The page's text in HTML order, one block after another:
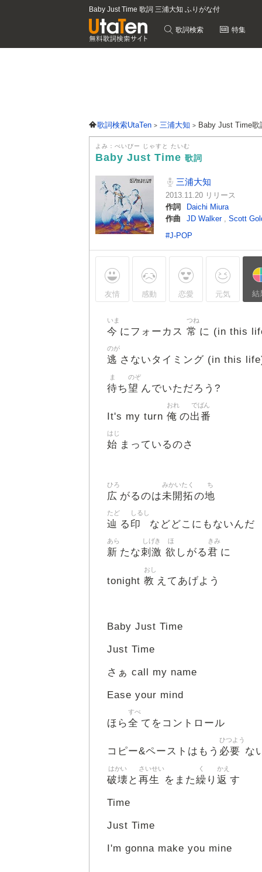
Baby Just Time 歌詞 三浦大知 ふりがな付
歌詞検索 特集
歌詞検索UtaTen 三浦大知 Baby Just Time歌
よみ：べいびー じゃすと たいむ
Baby Just Time 歌詞
三浦大知
2013.11.20 リリース
作詞
Daichi Miura
作曲
JD Walker , Scott
#J-POP
友情 感動 恋愛 元気 結
今
いま
にフォーカス 常
つね
に (in this
逃
のが
さないタイミング (in this
待
ま
ち望
のぞ
んでいただろう?
It's my turn 俺
おれ
の出番
でばん
始
はじ
まっているのさ
広
ひろ
がるのは未開拓
みかいたく
の地
ち
辿
たど
る 印
しるし
などどこにもないんだ
新
あら
たな刺激
しげき
欲
ほ
しがる君
きみ
に
tonight 教
おし
えてあげよう
Baby Just Time
Just Time
さぁ call my name
Ease your mind
ほら全
すべ
てをコントロール
コピー&ペーストはもう 必要
ひつよう
な
破壊
はかい
と 再生
さいせい
をまた繰
く
り 返
かえ
す
Time
Just Time
I'm gonna make you mine